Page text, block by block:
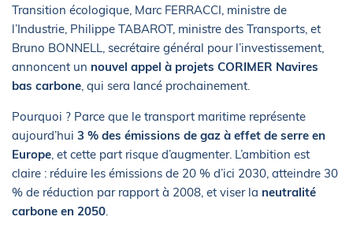
Transition écologique, Marc FERRACCI, ministre de
l’Industrie, Philippe TABAROT, ministre des Transports, et
Bruno BONNELL, secrétaire général pour l’investissement,
annoncent un nouvel appel à projets CORIMER Navires
bas carbone, qui sera lancé prochainement.
Pourquoi ? Parce que le transport maritime représente
aujourd’hui 3 % des émissions de gaz à effet de serre en
Europe, et cette part risque d’augmenter. L’ambition est
claire : réduire les émissions de 20 % d’ici 2030, atteindre 30
% de réduction par rapport à 2008, et viser la neutralité
carbone en 2050.